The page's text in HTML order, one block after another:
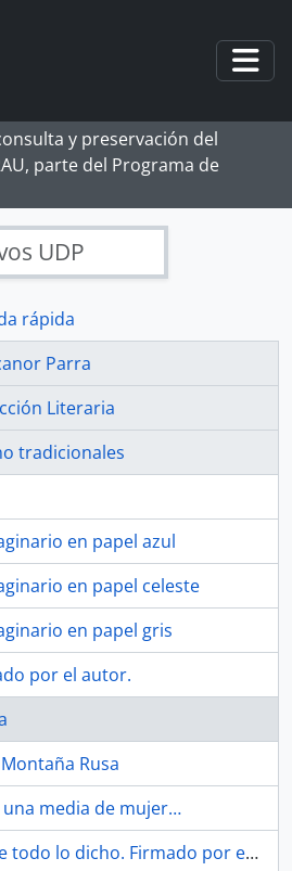
y preservación del
parte del Programa de
UDP
rápida
Parra
Literaria
tradicionales
en papel azul
en papel celeste
en papel gris
por el autor.
Rusa
una media de mujer…
lo dicho. Firmado por el autor.